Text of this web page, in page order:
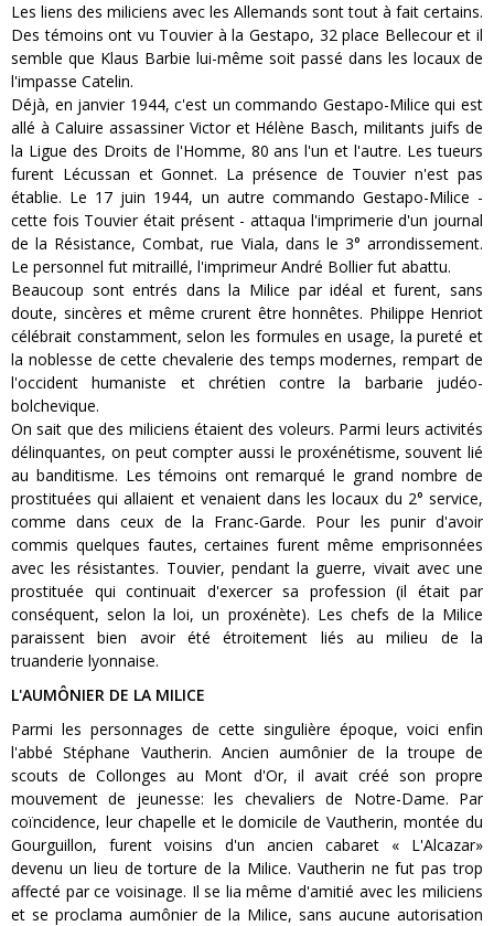
Les liens des miliciens avec les Allemands sont tout à fait certains.
Des témoins ont vu Touvier à la Gestapo, 32 place Bellecour et il
semble que Klaus Barbie lui-même soit passé dans les locaux de
l'impasse Catelin.
Déjà, en janvier 1944, c'est un commando Gestapo-Milice qui est
allé à Caluire assassiner Victor et Hélène Basch, militants juifs de
la Ligue des Droits de l'Homme, 80 ans l'un et l'autre. Les tueurs
furent Lécussan et Gonnet. La présence de Touvier n'est pas
établie. Le 17 juin 1944, un autre commando Gestapo-Milice -
cette fois Touvier était présent - attaqua l'imprimerie d'un journal
de la Résistance, Combat, rue Viala, dans le 3° arrondissement.
Le personnel fut mitraillé, l'imprimeur André Bollier fut abattu.
Beaucoup sont entrés dans la Milice par idéal et furent, sans
doute, sincères et même crurent être honnêtes. Philippe Henriot
célébrait constamment, selon les formules en usage, la pureté et
la noblesse de cette chevalerie des temps modernes, rempart de
l'occident humaniste et chrétien contre la barbarie judéo-
bolchevique.
On sait que des miliciens étaient des voleurs. Parmi leurs activités
délinquantes, on peut compter aussi le proxénétisme, souvent lié
au banditisme. Les témoins ont remarqué le grand nombre de
prostituées qui allaient et venaient dans les locaux du 2° service,
comme dans ceux de la Franc-Garde. Pour les punir d'avoir
commis quelques fautes, certaines furent même emprisonnées
avec les résistantes. Touvier, pendant la guerre, vivait avec une
prostituée qui continuait d'exercer sa profession (il était par
conséquent, selon la loi, un proxénète). Les chefs de la Milice
paraissent bien avoir été étroitement liés au milieu de la
truanderie lyonnaise.
L'AUMÔNIER DE LA MILICE
Parmi les personnages de cette singulière époque, voici enfin
l'abbé Stéphane Vautherin. Ancien aumônier de la troupe de
scouts de Collonges au Mont d'Or, il avait créé son propre
mouvement de jeunesse: les chevaliers de Notre-Dame. Par
coïncidence, leur chapelle et le domicile de Vautherin, montée du
Gourguillon, furent voisins d'un ancien cabaret « L'Alcazar»
devenu un lieu de torture de la Milice. Vautherin ne fut pas trop
affecté par ce voisinage. Il se lia même d'amitié avec les miliciens
et se proclama aumônier de la Milice, sans aucune autorisation